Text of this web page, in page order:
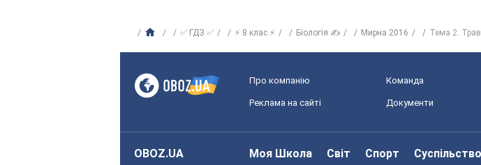
✅ ГДЗ ✅ ⚡ 8 клас ⚡ Біологія ✍ Мирна 2016 Тема 2.
Про компанію Команда
Реклама на сайті Документи
OBOZ.UA Моя Школа Світ Спорт Суспільство